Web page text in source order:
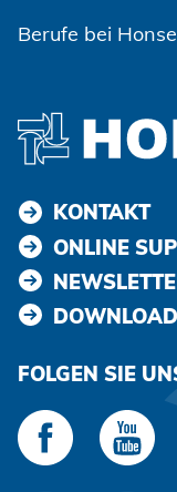
Berufe bei
KONTAKT
ONLINE
FOLGEN SIE